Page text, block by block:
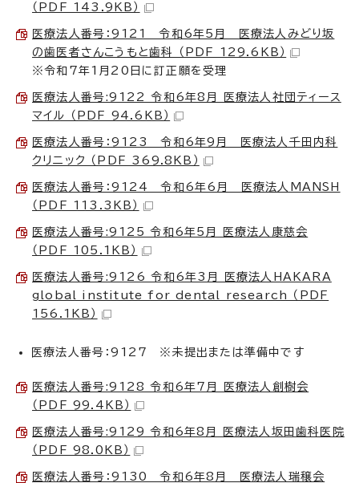
（PDF 143.9KB）
医療法人番号：9121 令和6年5月 医療法人みどり坂
の歯医者さんこうもと歯科 （PDF 129.6KB）
※令和7年1月20日に訂正願を受理
医療法人番号:9122 令和6年8月 医療法人社団ティース
マイル （PDF 94.6KB）
医療法人番号：9123 令和6年9月 医療法人千田内科
クリニック （PDF 369.8KB）
医療法人番号：9124 令和6年6月 医療法人MANSH
（PDF 113.3KB）
医療法人番号:9125 令和6年5月 医療法人康慈会
（PDF 105.1KB）
医療法人番号:9126 令和6年3月 医療法人HAKARA
global institute for dental research （PDF
156.1KB）
医療法人番号：9127 ※未提出または準備中です
医療法人番号:9128 令和6年7月 医療法人創樹会
（PDF 99.4KB）
医療法人番号:9129 令和6年8月 医療法人坂田歯科医院
（PDF 98.0KB）
医療法人番号：9130 令和6年8月 医療法人瑞穣会